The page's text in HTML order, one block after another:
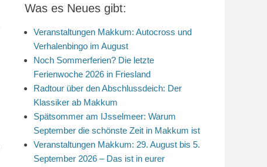
Was es Neues gibt:
Veranstaltungen Makkum: Autocross und
Verhalenbingo im August
Noch Sommerferien? Die letzte
Ferienwoche 2026 in Friesland
Radtour über den Abschlussdeich: Der
Klassiker ab Makkum
Spätsommer am IJsselmeer: Warum
September die schönste Zeit in Makkum ist
Veranstaltungen Makkum: 29. August bis 5.
September 2026 – Das ist in eurer